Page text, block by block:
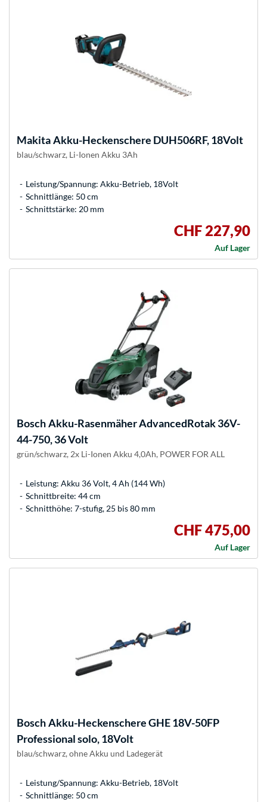
MakitaAkku-Heckenschere DUH506RF, 18Volt
blau/schwarz, Li-Ionen Akku 3Ah
Leistung/Spannung: Akku-Betrieb, 18Volt
Schnittlänge: 50 cm
Schnittstärke: 20 mm
CHF 227,90
Auf Lager
BoschAkku-Rasenmäher AdvancedRotak 36V-
44-750, 36 Volt
grün/schwarz, 2x Li-Ionen Akku 4,0Ah, POWER FOR ALL
Leistung: Akku 36 Volt, 4 Ah (144 Wh)
Schnittbreite: 44 cm
Schnitthöhe: 7-stufig, 25 bis 80 mm
CHF 475,00
Auf Lager
BoschAkku-Heckenschere GHE 18V-50FP
Professional solo, 18Volt
blau/schwarz, ohne Akku und Ladegerät
Leistung/Spannung: Akku-Betrieb, 18Volt
Schnittlänge: 50 cm